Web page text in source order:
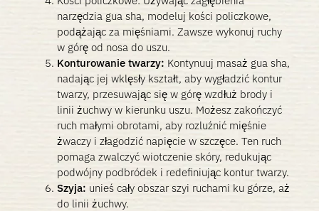
narzędzia gua sha, modeluj kości policzkowe,
podążając za mięśniami. Zawsze wykonuj ruchy
w górę od nosa do uszu.
Konturowanie twarzy: Kontynuuj masaż gua sha,
nadając jej wklęsły kształt, aby wygładzić kontur
twarzy, przesuwając się w górę wzdłuż brody i
linii żuchwy w kierunku uszu. Możesz zakończyć
ruch małymi obrotami, aby rozluźnić mięśnie
żwaczy i złagodzić napięcie w szczęce. Ten ruch
pomaga zwalczyć wiotczenie skóry, redukując
podwójny podbródek i redefiniując kontur twarzy.
Szyja: unieś cały obszar szyi ruchami ku górze, aż
do linii żuchwy.